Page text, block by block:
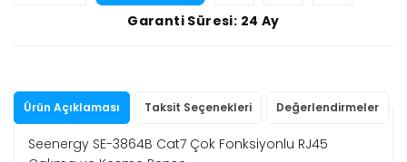
Garanti Süresi: 24 Ay
Ürün Açıklaması Taksit Seçenekleri Değerlendirmeler
Seenergy SE-3864B Cat7 Çok Fonksiyonlu RJ45